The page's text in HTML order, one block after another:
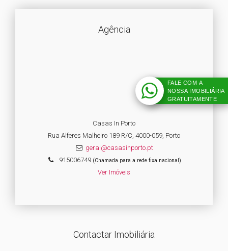
Agência
Casas In Porto
Rua Alferes Malheiro 189 R/C, 4000-059, Porto
geral@casasinporto.pt
915006749(Chamada para a rede fixa nacional)
Ver Imóveis
Contactar Imobiliária
FALE COM A
NOSSA IMOBILIÁRIA
GRATUITAMENTE